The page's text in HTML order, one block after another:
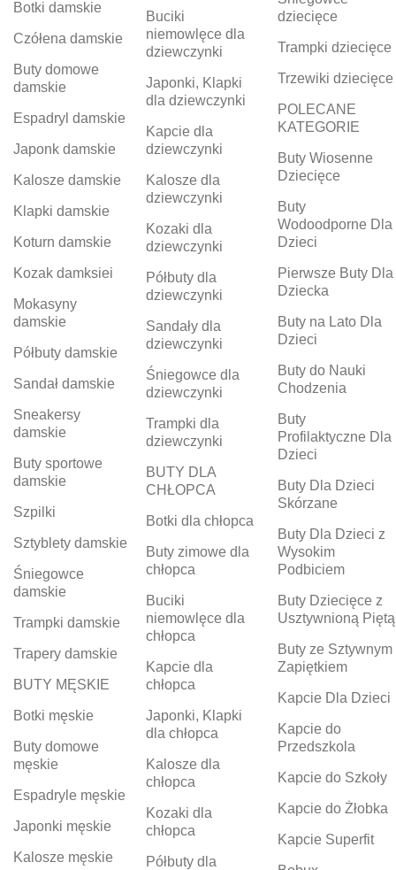
Botki damskie
Czółena damskie
Buty domowe
damskie
Espadryl damskie
Japonk damskie
Kalosze damskie
Klapki damskie
Koturn damskie
Kozak damksiei
Mokasyny
damskie
Półbuty damskie
Sandał damskie
Sneakersy
damskie
Buty sportowe
damskie
Szpilki
Sztyblety damskie
Śniegowce
damskie
Trampki damskie
Trapery damskie
BUTY MĘSKIE
Botki męskie
Buty domowe
męskie
Espadryle męskie
Japonki męskie
Kalosze męskie
Buciki
niemowlęce dla
dziewczynki
Japonki, Klapki
dla dziewczynki
Kapcie dla
dziewczynki
Kalosze dla
dziewczynki
Kozaki dla
dziewczynki
Półbuty dla
dziewczynki
Sandały dla
dziewczynki
Śniegowce dla
dziewczynki
Trampki dla
dziewczynki
BUTY DLA
CHŁOPCA
Botki dla chłopca
Buty zimowe dla
chłopca
Buciki
niemowlęce dla
chłopca
Kapcie dla
chłopca
Japonki, Klapki
dla chłopca
Kalosze dla
chłopca
Kozaki dla
chłopca
Półbuty dla
dziecięce
Trampki dziecięce
Trzewiki dziecięce
POLECANE
KATEGORIE
Buty Wiosenne
Dziecięce
Buty
Wodoodporne Dla
Dzieci
Pierwsze Buty Dla
Dziecka
Buty na Lato Dla
Dzieci
Buty do Nauki
Chodzenia
Buty
Profilaktyczne Dla
Dzieci
Buty Dla Dzieci
Skórzane
Buty Dla Dzieci z
Wysokim
Podbiciem
Buty Dziecięce z
Usztywnioną Piętą
Buty ze Sztywnym
Zapiętkiem
Kapcie Dla Dzieci
Kapcie do
Przedszkola
Kapcie do Szkoły
Kapcie do Żłobka
Kapcie Superfit